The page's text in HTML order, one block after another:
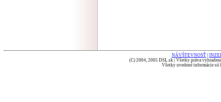
NÁVŠTEVNOSŤ
(C) 2004, 2005 DSL.sk | Všetky práva
Všetky uvedené informácie sú